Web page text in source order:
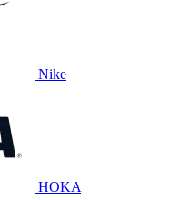
Nike
HOKA